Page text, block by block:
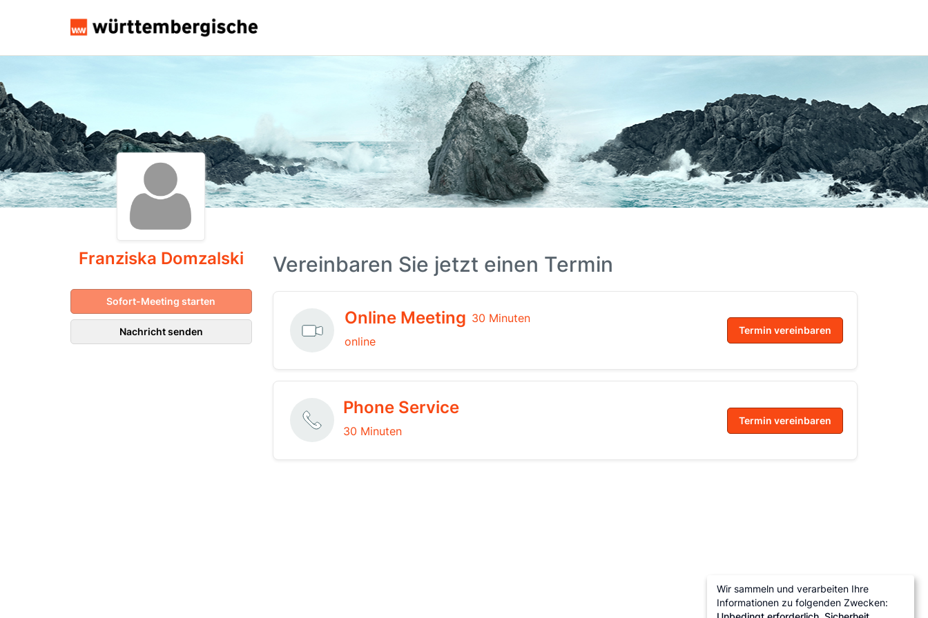
Franziska Domzalski
Sofort-Meeting starten
Nachricht senden
Vereinbaren Sie jetzt einen Termin
Online Meeting 30 Minuten
online
Termin vereinbaren
Phone Service
30 Minuten
Termin vereinbaren
Wir sammeln und verarbeiten Ihre
Informationen zu folgenden Zwecken: